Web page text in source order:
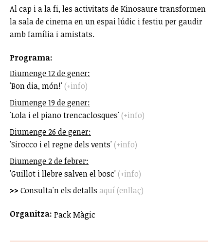
Al cap i a la fi, les activitats de Kinosaure transformen
la sala de cinema en un espai lúdic i festiu per gaudir
amb família i amistats.
Programa:
Diumenge 12 de gener:
'Bon dia, món!' (+info)
Diumenge 19 de gener:
'Lola i el piano trencaclosques' (+info)
Diumenge 26 de gener:
'Sirocco i el regne dels vents' (+info)
Diumenge 2 de febrer:
'Guillot i llebre salven el bosc' (+info)
>> Consulta'n els detalls aquí (enllaç)
Organitza: Pack Màgic